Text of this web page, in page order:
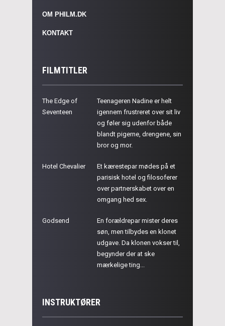
OM PHILM.DK
KONTAKT
FILMTITLER
The Edge of
Seventeen
Teenageren Nadine er helt
igennem frustreret over sit liv
og føler sig udenfor både
blandt pigerne, drengene, sin
bror og mor.
Hotel Chevalier
Et kærestepar mødes på et
parisisk hotel og filosoferer
over partnerskabet over en
omgang hed sex.
Godsend
En forældrepar mister deres
søn, men tilbydes en klonet
udgave. Da klonen vokser til,
begynder der at ske
mærkelige ting...
INSTRUKTØRER